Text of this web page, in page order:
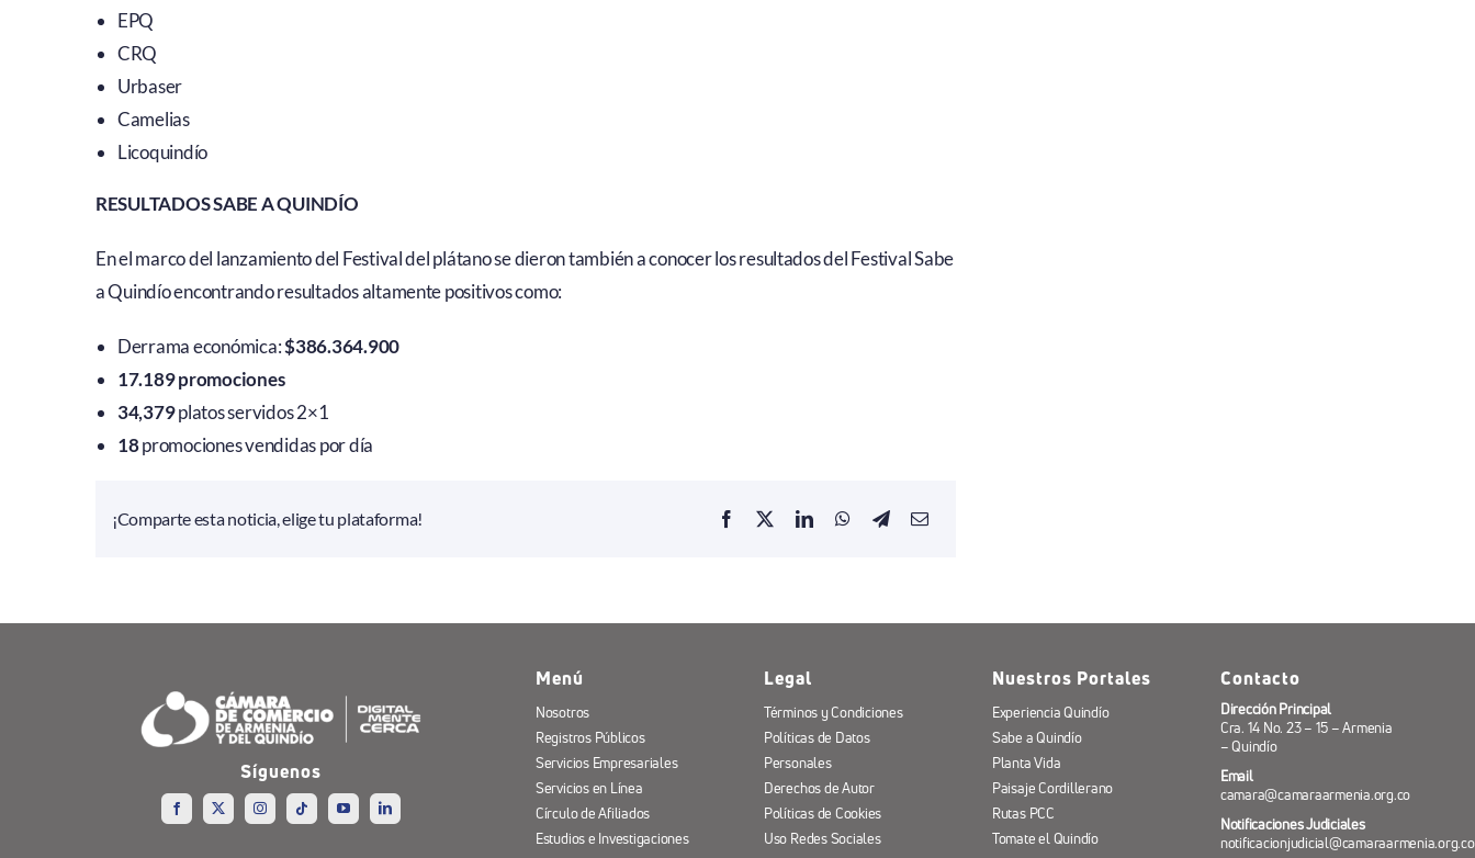
EPQ
CRQ
Urbaser
Camelias
Licoquindío
RESULTADOS SABE A QUINDÍO
En el marco del lanzamiento del Festival del plátano se dieron también a conocer los resultados del Festival Sabe
a Quindío encontrando resultados altamente positivos como:
Derrama económica:$386.364.900
17.189 promociones
34,379platos servidos 2×1
18promociones vendidas por día
¡Comparte esta noticia, elige tu plataforma!
Síguenos
Menú
Nosotros
Registros Públicos
Servicios Empresariales
Servicios en Línea
Círculo de Afiliados
Estudios e Investigaciones
Legal
Términos y Condiciones
Políticas de Datos
Personales
Derechos de Autor
Políticas de Cookies
Uso Redes Sociales
Nuestros Portales
Experiencia Quindío
Sabe a Quindío
Planta Vida
Paisaje Cordillerano
Rutas PCC
Tomate el Quindío
Contacto
Dirección Principal
Cra. 14 No. 23 – 15 – Armenia
– Quindío
Email
camara@camaraarmenia.org.co
Notificaciones Judiciales
notificacionjudicial@camaraarmenia.org.co